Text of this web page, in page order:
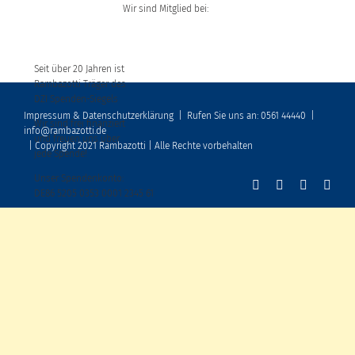
Wir sind Mitglied bei:
Seit über 20 Jahren ist
Rambazotti Träger des
DZI Spenden-Siegels
Wir sind frei finanziert
und freuen uns über
jede Spende!
Unser Spendenkonto:
DE86 5205 0353 0001 2345 61
Impressum & Datenschutzerklärung Rufen Sie uns an: 0561 44440
info@rambazotti.de
| Copyright 2021 Rambazotti | Alle Rechte vorbehalten